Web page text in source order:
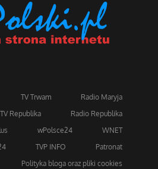
TV Trwam
Radio Maryja
TV Republika
Radio Republika
wPolsce24
WNET
TVP INFO
Patronat
Polityka bloga oraz pliki cookies